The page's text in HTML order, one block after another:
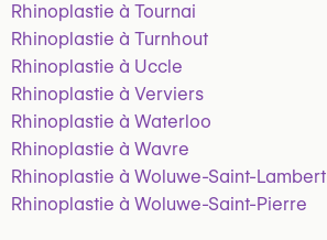
Rhinoplastie à Tournai
Rhinoplastie à Turnhout
Rhinoplastie à Uccle
Rhinoplastie à Verviers
Rhinoplastie à Waterloo
Rhinoplastie à Wavre
Rhinoplastie à Woluwe-Saint-Lambert
Rhinoplastie à Woluwe-Saint-Pierre